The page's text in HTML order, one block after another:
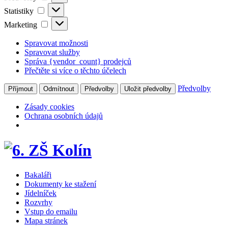
Statistiky Statistiky
Marketing Marketing
Spravovat možnosti
Spravovat služby
Správa {vendor_count} prodejců
Přečtěte si více o těchto účelech
Příjmout Odmítnout Předvolby Uložit předvolby Předvolby
Zásady cookies
Ochrana osobních údajů
Bakaláři
Dokumenty ke stažení
Jídelníček
Rozvrhy
Vstup do emailu
Mapa stránek